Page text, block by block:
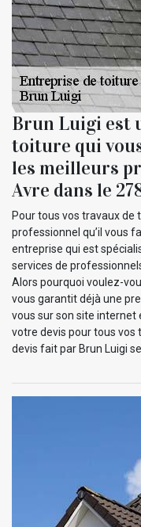
Brun Luigi est
toiture qui
les meilleurs
Avre dans le
Pour tous vos travaux de
professionnel qu’il vous
entreprise qui est
services de
Alors pourquoi voulez-
vous garantit déjà une
vous sur son site internet
votre devis pour tous vos
devis fait par Brun Luigi